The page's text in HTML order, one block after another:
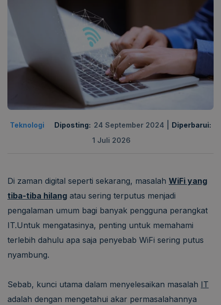
Teknologi Diposting: 24 September 2024
Diperbarui:
1 Juli 2026
Di zaman digital seperti sekarang, masalah WiFi yang
tiba-tiba hilang atau sering terputus menjadi
pengalaman umum bagi banyak pengguna perangkat
IT.Untuk mengatasinya, penting untuk memahami
terlebih dahulu apa saja penyebab WiFi sering putus
nyambung.
Sebab, kunci utama dalam menyelesaikan masalah IT
adalah dengan mengetahui akar permasalahannya